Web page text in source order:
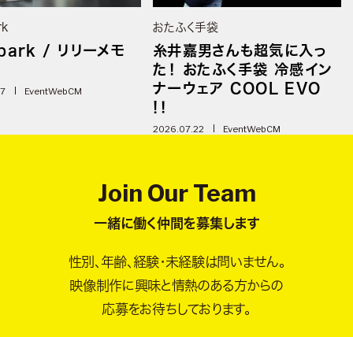
/ リリーメモ
EventWebCM
おたふく手袋
糸井嘉男さんも超気に入っ
た！ おたふく手袋 冷感イン
ナーウェア COOL EVO
!！
2026.07.22 EventWebCM
Join Our Team
一緒に働く仲間を募集します
性別、年齢、経験・未経験は問いません。
映像制作に興味と情熱のある方からの
応募をお待ちしております。